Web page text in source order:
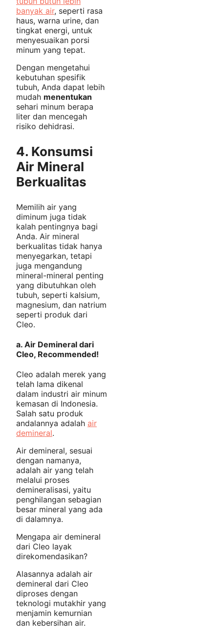
banyak air, seperti rasa
haus, warna urine, dan
tingkat energi, untuk
menyesuaikan porsi
minum yang tepat.
Dengan mengetahui
kebutuhan spesifik
tubuh, Anda dapat lebih
mudah menentukan
sehari minum berapa
liter dan mencegah
risiko dehidrasi.
4. Konsumsi
Air Mineral
Berkualitas
Memilih air yang
diminum juga tidak
kalah pentingnya bagi
Anda. Air mineral
berkualitas tidak hanya
menyegarkan, tetapi
juga mengandung
mineral-mineral penting
yang dibutuhkan oleh
tubuh, seperti kalsium,
magnesium, dan natrium
seperti produk dari
Cleo.
a. Air Demineral dari
Cleo, Recommended!
Cleo adalah merek yang
telah lama dikenal
dalam industri air minum
kemasan di Indonesia.
Salah satu produk
andalannya adalah air
demineral.
Air demineral, sesuai
dengan namanya,
adalah air yang telah
melalui proses
demineralisasi, yaitu
penghilangan sebagian
besar mineral yang ada
di dalamnya.
Mengapa air demineral
dari Cleo layak
direkomendasikan?
Alasannya adalah air
demineral dari Cleo
diproses dengan
teknologi mutakhir yang
menjamin kemurnian
dan kebersihan air.